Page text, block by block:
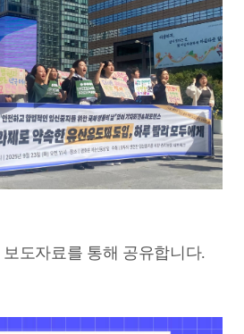
도자료를 통해 공유합니다.